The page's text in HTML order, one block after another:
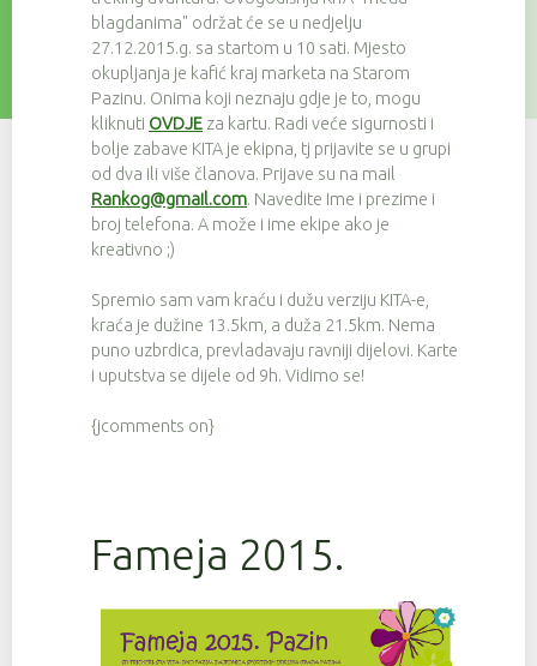
blagdanima" održat će se u nedjelju
27.12.2015.g. sa startom u 10 sati. Mjesto
okupljanja je kafić kraj marketa na Starom
Pazinu. Onima koji neznaju gdje je to, mogu
kliknuti OVDJE za kartu. Radi veće sigurnosti i
bolje zabave KITA je ekipna, tj prijavite se u grupi
od dva ili više članova. Prijave su na mail
Rankog@gmail.com. Navedite Ime i prezime i
broj telefona. A može i ime ekipe ako je
kreativno ;)
Spremio sam vam kraću i dužu verziju KITA-e,
kraća je dužine 13.5km, a duža 21.5km. Nema
puno uzbrdica, prevladavaju ravniji dijelovi. Karte
i uputstva se dijele od 9h. Vidimo se!
{jcomments on}
Fameja 2015.